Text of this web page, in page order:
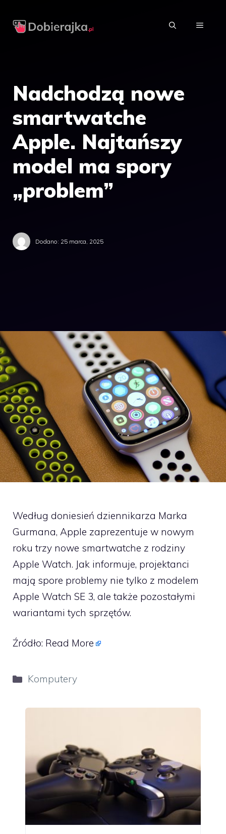
MENU
Nadchodzą nowe
smartwatche
Apple. Najtańszy
model ma spory
„problem”
Dodano: 25 marca, 2025
Według doniesień dziennikarza Marka
Gurmana, Apple zaprezentuje w nowym
roku trzy nowe smartwatche z rodziny
Apple Watch. Jak informuje, projektanci
mają spore problemy nie tylko z modelem
Apple Watch SE 3, ale także pozostałymi
wariantami tych sprzętów.
Źródło: Read More
Kategorie
Komputery